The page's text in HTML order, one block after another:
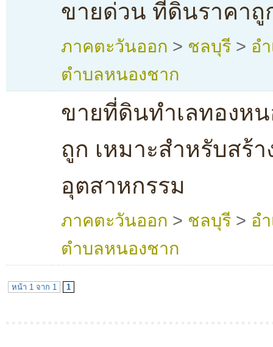
ขายด่วน ที่ดินราคาถู
ภาคตะวันออก > ชลบุรี > อ
ตำบลหนองชาก
ขายที่ดินทำเลทองห
ถูก เหมาะสำหรับสร้า
อุตสาหกรรม
ภาคตะวันออก > ชลบุรี > อ
ตำบลหนองชาก
หน้า 1 จาก 1 1